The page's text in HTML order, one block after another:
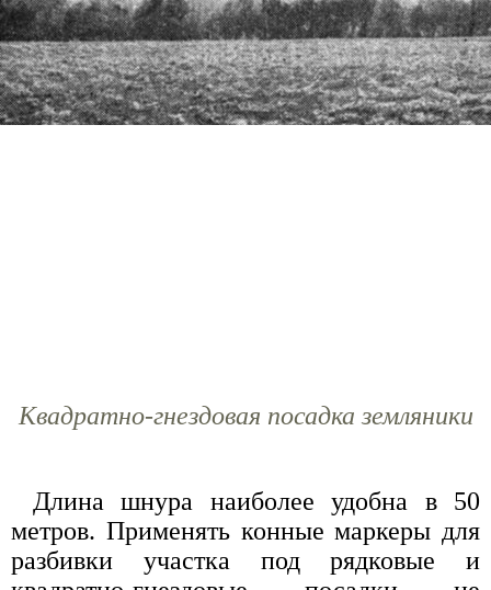
Квадратно-гнездовая посадка земляники
Длина шнура наиболее удобна в 50
метров. Применять конные маркеры для
разбивки участка под рядковые и